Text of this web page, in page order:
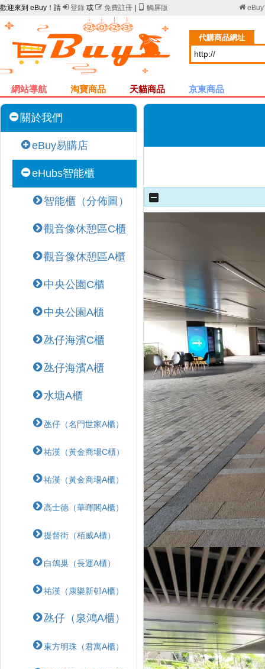
歡迎來到 eBuy！請  登錄 或  免費註冊 觸屏版 eBuy
代購商品網址
網站導航 淘寶商品 天貓商品 京東商品
關於我們
eBuy易購店
eHubs智能櫃
智能櫃（分佈圖）
觀音像休憩區C櫃
觀音像休憩區A櫃
中央公園C櫃
中央公園A櫃
氹仔海濱C櫃
氹仔海濱A櫃
水塘A櫃
氹仔（名門世家A櫃）
祐漢（黃金商場C櫃）
祐漢（黃金商場A櫃）
高士德（華暉閣A櫃）
提督街（栢威A櫃）
白鴿巢（長運A櫃）
祐漢（康樂新邨A櫃）
氹仔（泉鴻A櫃）
東方明珠（君寓A櫃）